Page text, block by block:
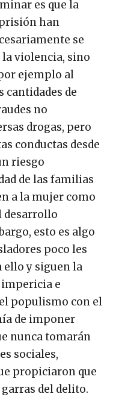
es que la
han
se
violencia, sino
ejemplo al
cantidades de
no
drogas, pero
conductas desde
riesgo
de las familias
a la mujer como
desarrollo
esto es algo
poco les
ello y siguen la
e
populismo con el
de imponer
nunca tomarán
sociales,
propiciaron que
del delito.